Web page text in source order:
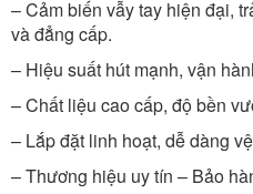
– Cảm biến vẫy tay hiện đại,
và đẳng cấp.
– Hiệu suất hút mạnh, vận
– Chất liệu cao cấp, độ bền
– Lắp đặt linh hoạt, dễ dàng
– Thương hiệu uy tín – Bảo